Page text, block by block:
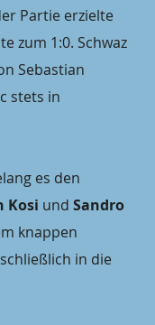
Partie erzielte
zum 1:0. Schwaz
Sebastian
stets in
es den
Kosi und Sandro
knappen
in die